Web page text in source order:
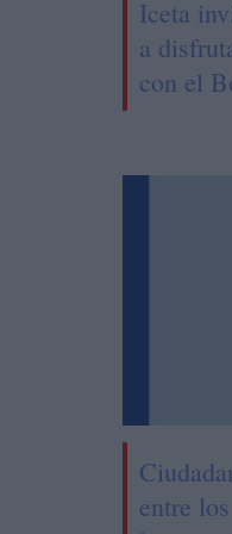
Iceta
a
con el
entre